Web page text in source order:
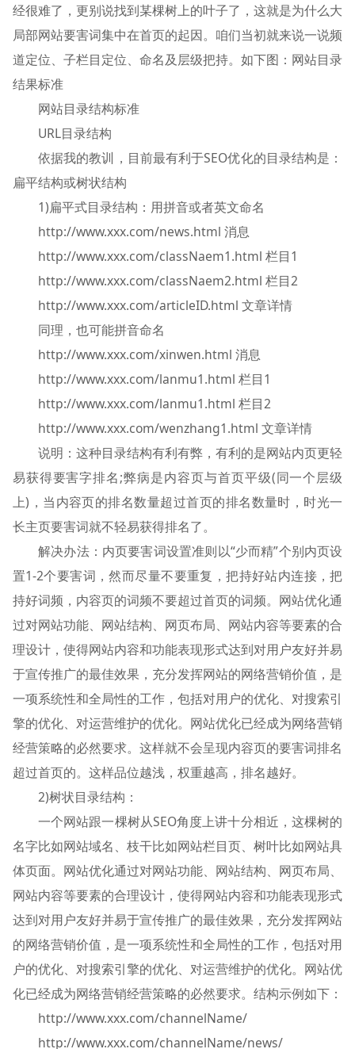
经很难了，更别说找到某棵树上的叶子了，这就是为什么大
局部网站要害词集中在首页的起因。咱们当初就来说一说频
道定位、子栏目定位、命名及层级把持。如下图：网站目录
结果标准
网站目录结构标准
URL目录结构
依据我的教训，目前最有利于SEO优化的目录结构是：
扁平结构或树状结构
1)扁平式目录结构：用拼音或者英文命名
http://www.xxx.com/news.html 消息
http://www.xxx.com/classNaem1.html 栏目1
http://www.xxx.com/classNaem2.html 栏目2
http://www.xxx.com/articleID.html 文章详情
同理，也可能拼音命名
http://www.xxx.com/xinwen.html 消息
http://www.xxx.com/lanmu1.html 栏目1
http://www.xxx.com/lanmu1.html 栏目2
http://www.xxx.com/wenzhang1.html 文章详情
说明：这种目录结构有利有弊，有利的是网站内页更轻
易获得要害字排名;弊病是内容页与首页平级(同一个层级
上)，当内容页的排名数量超过首页的排名数量时，时光一
长主页要害词就不轻易获得排名了。
解决办法：内页要害词设置准则以“少而精”个别内页设
置1-2个要害词，然而尽量不要重复，把持好站内连接，把
持好词频，内容页的词频不要超过首页的词频。网站优化通
过对网站功能、网站结构、网页布局、网站内容等要素的合
理设计，使得网站内容和功能表现形式达到对用户友好并易
于宣传推广的最佳效果，充分发挥网站的网络营销价值，是
一项系统性和全局性的工作，包括对用户的优化、对搜索引
擎的优化、对运营维护的优化。网站优化已经成为网络营销
经营策略的必然要求。这样就不会呈现内容页的要害词排名
超过首页的。这样品位越浅，权重越高，排名越好。
2)树状目录结构：
一个网站跟一棵树从SEO角度上讲十分相近，这棵树的
名字比如网站域名、枝干比如网站栏目页、树叶比如网站具
体页面。网站优化通过对网站功能、网站结构、网页布局、
网站内容等要素的合理设计，使得网站内容和功能表现形式
达到对用户友好并易于宣传推广的最佳效果，充分发挥网站
的网络营销价值，是一项系统性和全局性的工作，包括对用
户的优化、对搜索引擎的优化、对运营维护的优化。网站优
化已经成为网络营销经营策略的必然要求。结构示例如下：
http://www.xxx.com/channelName/
http://www.xxx.com/channelName/news/